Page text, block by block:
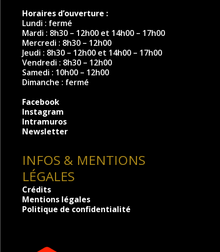
Horaires d’ouverture :
Lundi : fermé
Mardi : 8h30 – 12h00 et 14h00 – 17h00
Mercredi : 8h30 – 12h00
Jeudi : 8h30 – 12h00 et 14h00 – 17h00
Vendredi : 8h30 – 12h00
Samedi : 10h00 – 12h00
Dimanche : fermé
Facebook
Instagram
Intramuros
Newsletter
INFOS & MENTIONS
LÉGALES
Crédits
Mentions légales
Politique de confidentialité